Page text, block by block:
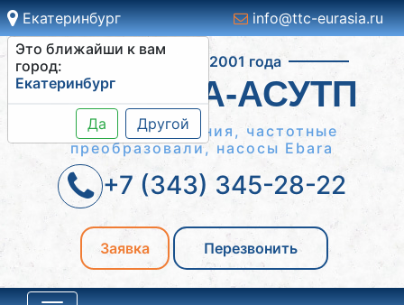
Екатеринбург
Это ближайши к вам
город:
Екатеринбург
Да Другой
info@ttc-eurasia.ru
Работаем с 2001 года
СИСТЕМА-АСУТП
Шкафы управления, частотные
преобразовали, насосы Ebara
+7 (343) 345-28-22
Заявка Перезвонить